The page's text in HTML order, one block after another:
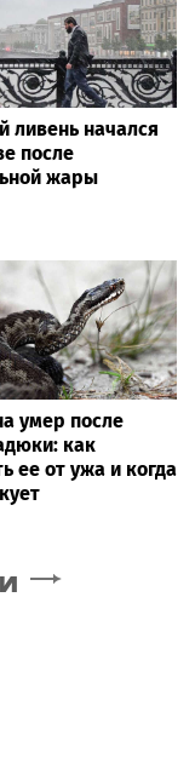
ливень начался
после
жары
умер после
как
ее от ужа и когда